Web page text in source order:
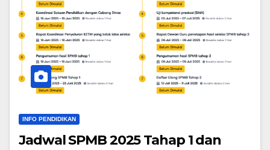
INFO PENDIDIKAN
Jadwal SPMB 2025 Tahap 1 dan